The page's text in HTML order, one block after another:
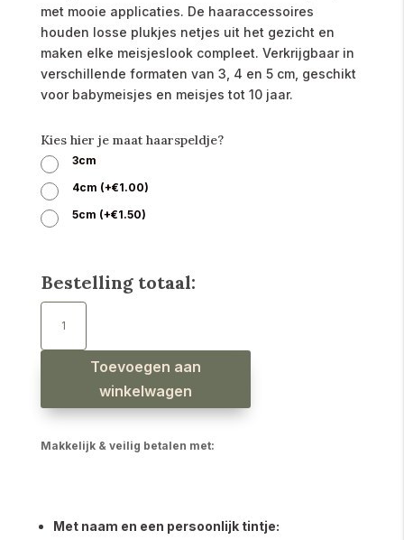
met mooie applicaties. De haaraccessoires
houden losse plukjes netjes uit het gezicht en
maken elke meisjeslook compleet. Verkrijgbaar in
verschillende formaten van 3, 4 en 5 cm, geschikt
voor babymeisjes en meisjes tot 10 jaar.
Kies hier je maat haarspeldje?
3cm
4cm (+€1.00)
5cm (+€1.50)
Bestelling totaal:
Haarspeldjes
open
abrikoos
Toevoegen aan
winkelwagen
Makkelijk & veilig betalen met:
Met naam en een persoonlijk tintje: